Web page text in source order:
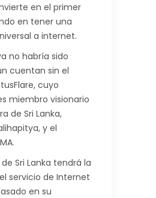
en el primer
en tener una
a internet.
no habría sido
cuentan sin el
cuyo
miembro visionario
de Sri Lanka,
y el
Sri Lanka tendrá la
servicio de Internet
en su